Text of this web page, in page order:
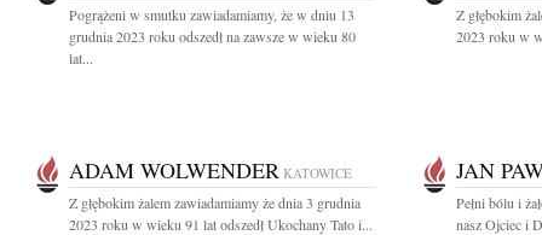
Pogrążeni w smutku zawiadamiamy, że w dniu 13
grudnia 2023 roku odszedł na zawsze w wieku 80
lat...
Z głębokim
2023 roku w
ADAM WOLWENDER KATOWICE
Z głębokim żalem zawiadamiamy że dnia 3 grudnia
2023 roku w wieku 91 lat odszedł Ukochany Tato i...
JAN
Pełni bólu i
nasz Ojciec i